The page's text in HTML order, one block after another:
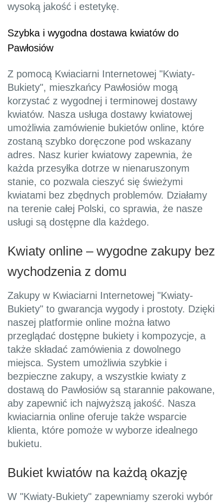
wysoką jakość i estetykę.
Szybka i wygodna dostawa kwiatów do
Pawłosiów
Z pomocą Kwiaciarni Internetowej "Kwiaty-
Bukiety", mieszkańcy Pawłosiów mogą
korzystać z wygodnej i terminowej dostawy
kwiatów. Nasza usługa dostawy kwiatowej
umożliwia zamówienie bukietów online, które
zostaną szybko doręczone pod wskazany
adres. Nasz kurier kwiatowy zapewnia, że
każda przesyłka dotrze w nienaruszonym
stanie, co pozwala cieszyć się świeżymi
kwiatami bez zbędnych problemów. Działamy
na terenie całej Polski, co sprawia, że nasze
usługi są dostępne dla każdego.
Kwiaty online – wygodne zakupy bez
wychodzenia z domu
Zakupy w Kwiaciarni Internetowej "Kwiaty-
Bukiety" to gwarancja wygody i prostoty. Dzięki
naszej platformie online można łatwo
przeglądać dostępne bukiety i kompozycje, a
także składać zamówienia z dowolnego
miejsca. System umożliwia szybkie i
bezpieczne zakupy, a wszystkie kwiaty z
dostawą do Pawłosiów są starannie pakowane,
aby zapewnić ich najwyższą jakość. Nasza
kwiaciarnia online oferuje także wsparcie
klienta, które pomoże w wyborze idealnego
bukietu.
Bukiet kwiatów na każdą okazję
W "Kwiaty-Bukiety" zapewniamy szeroki wybór